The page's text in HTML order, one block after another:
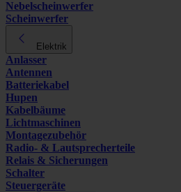
Nebelscheinwerfer
Scheinwerfer
Elektrik
Anlasser
Antennen
Batteriekabel
Hupen
Kabelbäume
Lichtmaschinen
Montagezubehör
Radio- & Lautsprecherteile
Relais & Sicherungen
Schalter
Steuergeräte